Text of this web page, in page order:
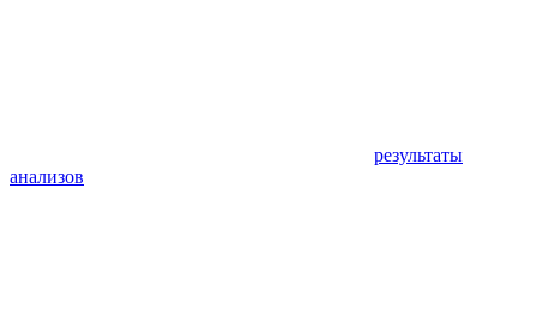
результаты
анализов